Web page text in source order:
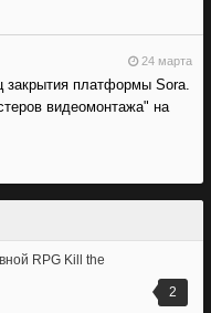
24 марта
закрытия платформы Sora.
видеомонтажа" на
2
RPG Kill the